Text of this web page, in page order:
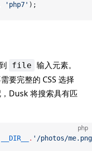
'php7' );
file 输入元素。
要完整的 CSS 选择
Dusk 将搜索具有匹
php
__DIR__ . '/photos/